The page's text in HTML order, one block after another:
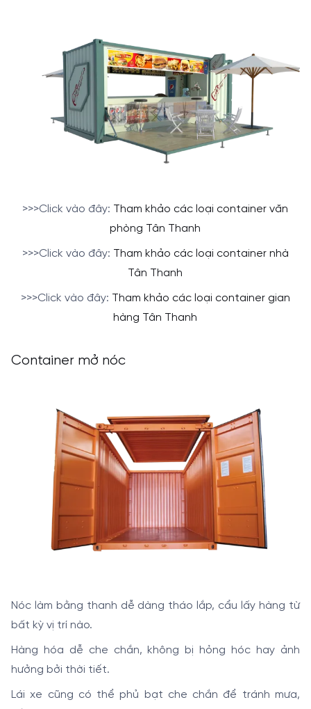
>>>Click vào đây: Tham khảo các loại container văn
phòng Tân Thanh
>>>Click vào đây: Tham khảo các loại container nhà
Tân Thanh
>>>Click vào đây: Tham khảo các loại container gian
hàng Tân Thanh
Container mở nóc
Nóc làm bằng thanh dễ dàng tháo lắp, cẩu lấy hàng từ
bất kỳ vị trí nào.
Hàng hóa dễ che chắn, không bị hỏng hóc hay ảnh
hưởng bởi thời tiết.
Lái xe cũng có thể phủ bạt che chắn để tránh mưa,